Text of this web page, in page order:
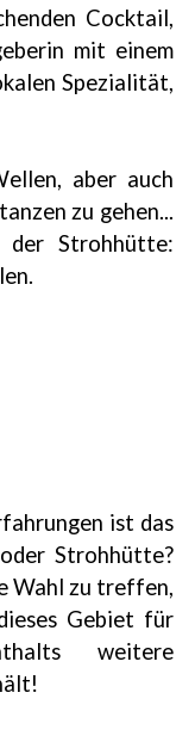
Cocktail,
mit einem
Spezialität,
aber auch
zu gehen...
der Strohhütte:
ist das
Strohhütte?
Wahl zu treffen,
Gebiet für
weitere